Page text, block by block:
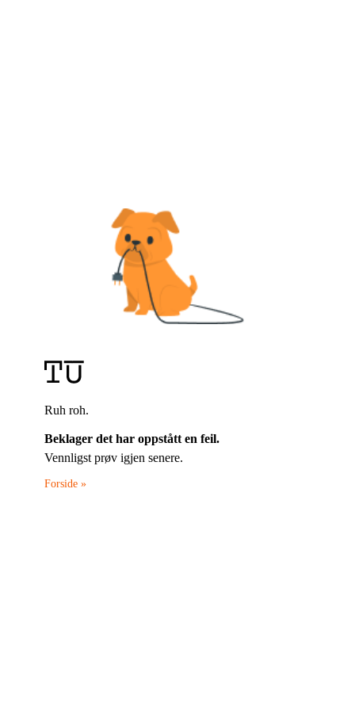
Ruh roh.
Beklager det har oppstått en feil.
Vennligst prøv igjen senere.
Forside »